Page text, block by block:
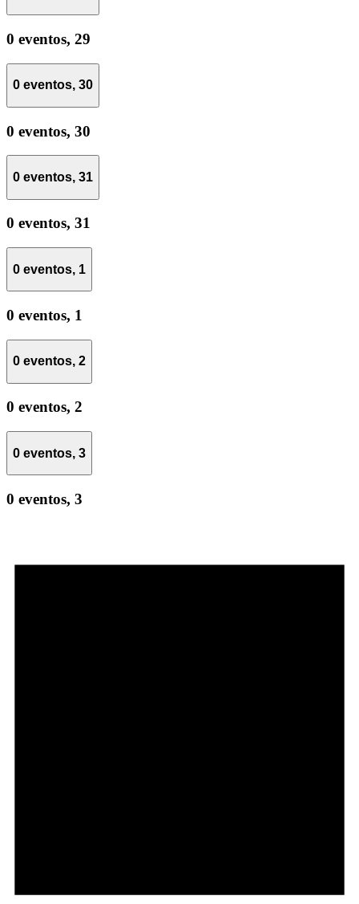
0 eventos, 29
0 eventos, 30
0 eventos, 30
0 eventos, 31
0 eventos, 31
0 eventos, 1
0 eventos, 1
0 eventos, 2
0 eventos, 2
0 eventos, 3
0 eventos, 3